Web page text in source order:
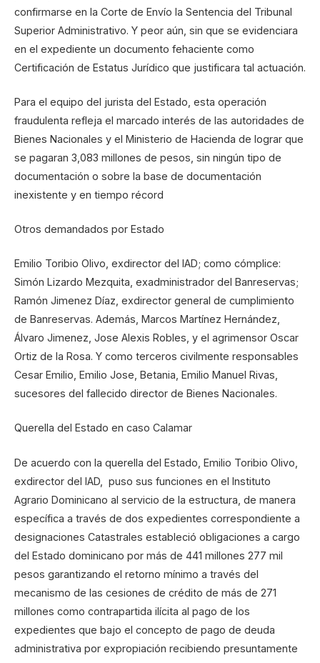
confirmarse en la Corte de Envío la Sentencia del Tribunal
Superior Administrativo. Y peor aún, sin que se evidenciara
en el expediente un documento fehaciente como
Certificación de Estatus Jurídico que justificara tal actuación.
Para el equipo del jurista del Estado, esta operación
fraudulenta refleja el marcado interés de las autoridades de
Bienes Nacionales y el Ministerio de Hacienda de lograr que
se pagaran 3,083 millones de pesos, sin ningún tipo de
documentación o sobre la base de documentación
inexistente y en tiempo récord
Otros demandados por Estado
Emilio Toribio Olivo, exdirector del IAD; como cómplice:
Simón Lizardo Mezquita, exadministrador del Banreservas;
Ramón Jimenez Díaz, exdirector general de cumplimiento
de Banreservas. Además, Marcos Martínez Hernández,
Álvaro Jimenez, Jose Alexis Robles, y el agrimensor Oscar
Ortiz de la Rosa. Y como terceros civilmente responsables
Cesar Emilio, Emilio Jose, Betania, Emilio Manuel Rivas,
sucesores del fallecido director de Bienes Nacionales.
Querella del Estado en caso Calamar
De acuerdo con la querella del Estado, Emilio Toribio Olivo,
exdirector del IAD, puso sus funciones en el Instituto
Agrario Dominicano al servicio de la estructura, de manera
específica a través de dos expedientes correspondiente a
designaciones Catastrales estableció obligaciones a cargo
del Estado dominicano por más de 441 millones 277 mil
pesos garantizando el retorno mínimo a través del
mecanismo de las cesiones de crédito de más de 271
millones como contrapartida ilícita al pago de los
expedientes que bajo el concepto de pago de deuda
administrativa por expropiación recibiendo presuntamente